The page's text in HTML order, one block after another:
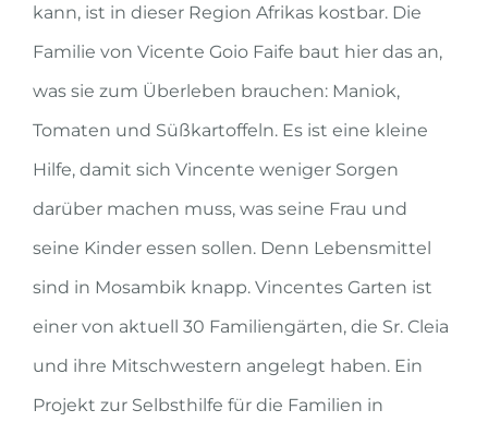
kann, ist in dieser Region Afrikas kostbar. Die
Familie von Vicente Goio Faife baut hier das an,
was sie zum Überleben brauchen: Maniok,
Tomaten und Süßkartoffeln. Es ist eine kleine
Hilfe, damit sich Vincente weniger Sorgen
darüber machen muss, was seine Frau und
seine Kinder essen sollen. Denn Lebensmittel
sind in Mosambik knapp. Vincentes Garten ist
einer von aktuell 30 Familiengärten, die Sr. Cleia
und ihre Mitschwestern angelegt haben. Ein
Projekt zur Selbsthilfe für die Familien in